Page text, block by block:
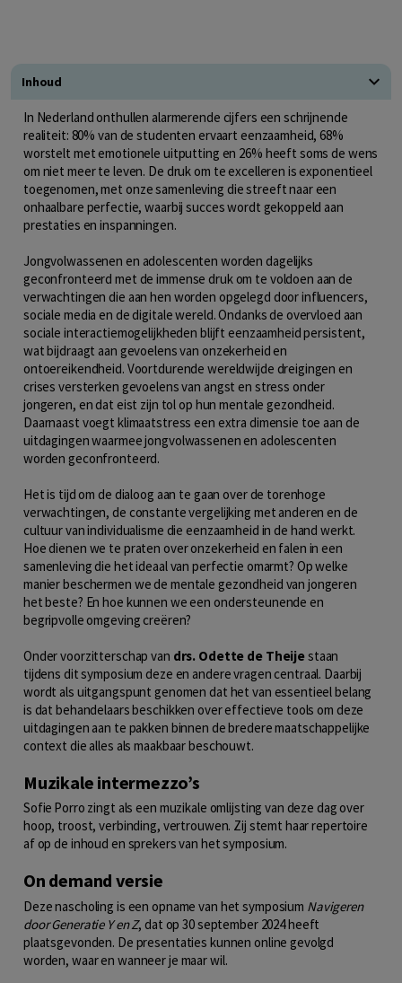
Inhoud
In Nederland onthullen alarmerende cijfers een schrijnende
realiteit: 80% van de studenten ervaart eenzaamheid, 68%
worstelt met emotionele uitputting en 26% heeft soms de wens
om niet meer te leven. De druk om te excelleren is exponentieel
toegenomen, met onze samenleving die streeft naar een
onhaalbare perfectie, waarbij succes wordt gekoppeld aan
prestaties en inspanningen.
Jongvolwassenen en adolescenten worden dagelijks
geconfronteerd met de immense druk om te voldoen aan de
verwachtingen die aan hen worden opgelegd door influencers,
sociale media en de digitale wereld. Ondanks de overvloed aan
sociale interactiemogelijkheden blijft eenzaamheid persistent,
wat bijdraagt aan gevoelens van onzekerheid en
ontoereikendheid. Voortdurende wereldwijde dreigingen en
crises versterken gevoelens van angst en stress onder
jongeren, en dat eist zijn tol op hun mentale gezondheid.
Daarnaast voegt klimaatstress een extra dimensie toe aan de
uitdagingen waarmee jongvolwassenen en adolescenten
worden geconfronteerd.
Het is tijd om de dialoog aan te gaan over de torenhoge
verwachtingen, de constante vergelijking met anderen en de
cultuur van individualisme die eenzaamheid in de hand werkt.
Hoe dienen we te praten over onzekerheid en falen in een
samenleving die het ideaal van perfectie omarmt? Op welke
manier beschermen we de mentale gezondheid van jongeren
het beste? En hoe kunnen we een ondersteunende en
begripvolle omgeving creëren?
Onder voorzitterschap van drs. Odette de Theijestaan
tijdens dit symposium deze en andere vragen centraal. Daarbij
wordt als uitgangspunt genomen dat het van essentieel belang
is dat behandelaars beschikken over effectieve tools om deze
uitdagingen aan te pakken binnen de bredere maatschappelijke
context die alles als maakbaar beschouwt.
Muzikale intermezzo’s
Sofie Porro zingt als een muzikale omlijsting van deze dag over
hoop, troost, verbinding, vertrouwen. Zij stemt haar repertoire
af op de inhoud en sprekers van het symposium.
On demand versie
Deze nascholing is een opname van het symposium Navigeren
door Generatie Y en Z, dat op 30 september 2024 heeft
plaatsgevonden. De presentaties kunnen online gevolgd
worden, waar en wanneer je maar wil.